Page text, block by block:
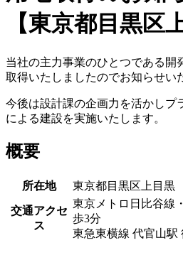
【東京都目黒区
当社の主力事業のひとつである開
取得いたしましたのでお知らせい
今後は設計課の企画力を活かしプ
による建設を実施いたします。
概要
所在地 東京都目黒区上目黒
交通アクセ
ス
東京メトロ日比谷線
歩3分
東急東横線 代官山駅